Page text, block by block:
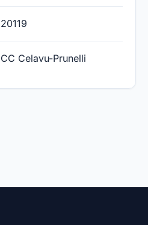
20119
CC Celavu-Prunelli